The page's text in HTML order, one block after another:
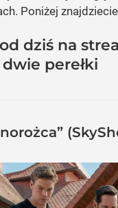
Poniżej
dziś na
perełki